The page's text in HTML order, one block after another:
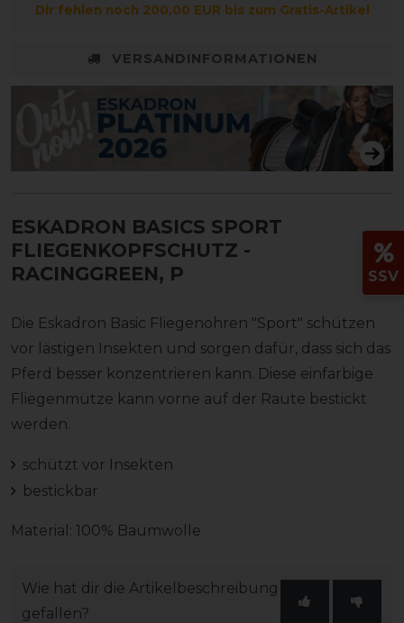
Dir fehlen noch 200,00 EUR bis zum Gratis-Artikel
VERSANDINFORMATIONEN
ESKADRON BASICS SPORT
FLIEGENKOPFSCHUTZ -
RACINGGREEN, P
Die Eskadron Basic Fliegenohren "Sport" schützen
vor lästigen Insekten und sorgen dafür, dass sich das
Pferd besser konzentrieren kann. Diese einfarbige
Fliegenmütze kann vorne auf der Raute bestickt
werden.
schützt vor Insekten
bestickbar
Material: 100% Baumwolle
Wie hat dir die Artikelbeschreibung
gefallen?
SSV